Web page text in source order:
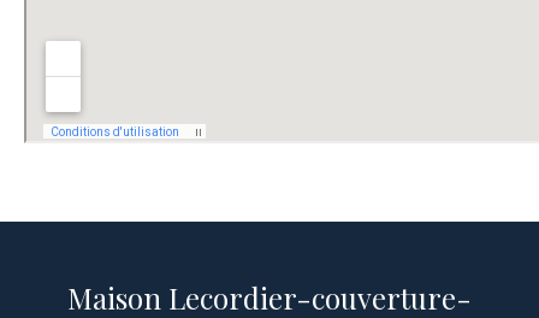
Maison Lecordier-couverture-